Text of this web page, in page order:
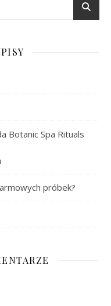
Botanic Spa Rituals
próbek?